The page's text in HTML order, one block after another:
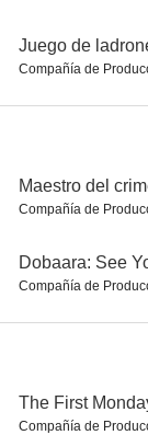
7.5
Compañía de
Maestro del
Compañía de
Dobaara: See
Compañía de
The First
Compañía de